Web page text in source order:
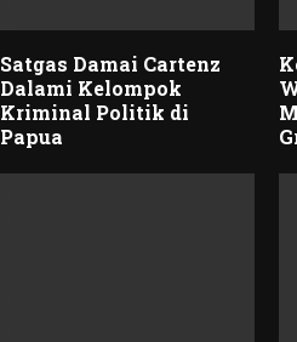
Satgas Damai Cartenz
Dalami Kelompok
Kriminal Politik di
Papua